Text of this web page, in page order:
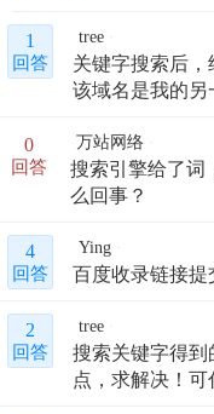
1
回答
tree
关键字搜索后，
该域名是我的另
0
回答
万站网络
搜索引擎给了词
么回事？
4
回答
Ying
百度收录链接提
2
回答
tree
搜索关键字得
点，求解决！可